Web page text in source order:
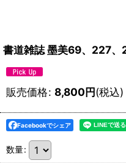
書道雑誌 墨美69、227
販売価格: 8,800円(税込)
Facebookでシェア
数量: